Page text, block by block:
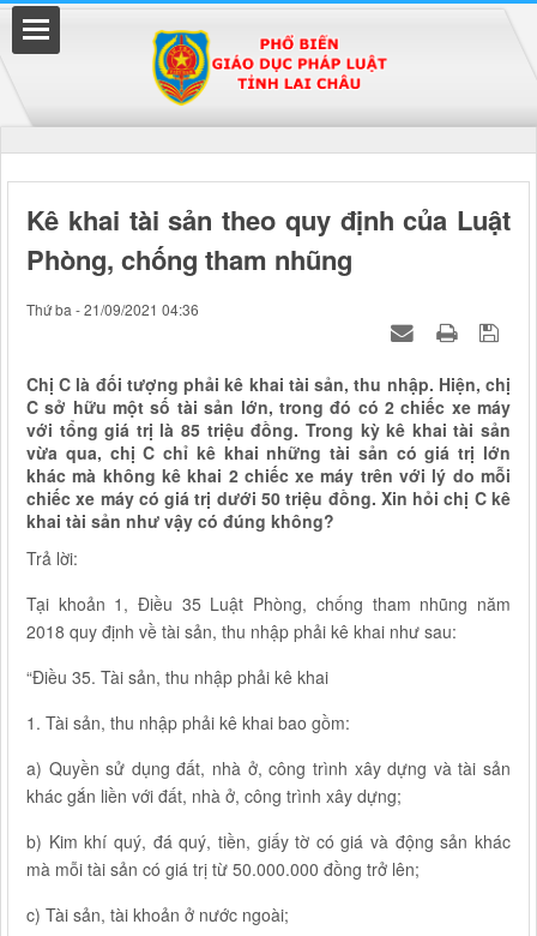
Kê khai tài sản theo quy định của Luật
Phòng, chống tham nhũng
Thứ ba - 21/09/2021 04:36
Chị C là đối tượng phải kê khai tài sản, thu nhập. Hiện, chị
C sở hữu một số tài sản lớn, trong đó có 2 chiếc xe máy
với tổng giá trị là 85 triệu đồng. Trong kỳ kê khai tài sản
vừa qua, chị C chỉ kê khai những tài sản có giá trị lớn
khác mà không kê khai 2 chiếc xe máy trên với lý do mỗi
chiếc xe máy có giá trị dưới 50 triệu đồng. Xin hỏi chị C kê
khai tài sản như vậy có đúng không?
Trả lời:
Tại khoản 1, Điều 35 Luật Phòng, chống tham nhũng năm
2018 quy định về tài sản, thu nhập phải kê khai như sau:
“Điều 35. Tài sản, thu nhập phải kê khai
1. Tài sản, thu nhập phải kê khai bao gồm:
a) Quyền sử dụng đất, nhà ở, công trình xây dựng và tài sản
khác gắn liền với đất, nhà ở, công trình xây dựng;
b) Kim khí quý, đá quý, tiền, giấy tờ có giá và động sản khác
mà mỗi tài sản có giá trị từ 50.000.000 đồng trở lên;
c) Tài sản, tài khoản ở nước ngoài;
Đã kết nối EMC